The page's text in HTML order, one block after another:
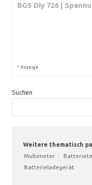
BGS Diy 726 |
* Anzeige
Suchen
Weitere thematisch
Multimeter ·
Batterieladegerät